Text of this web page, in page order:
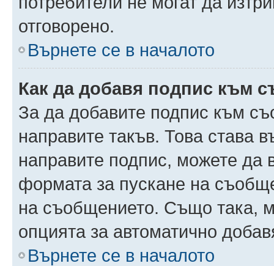
отговорено.
Върнете се в началото
Как да добавя подпис към
За да добавите подпис към
направите такъв. Това
направите подпис, можете да
формата за пускане на
на съобщението. Също така,
опцията за автоматично
Върнете се в началото